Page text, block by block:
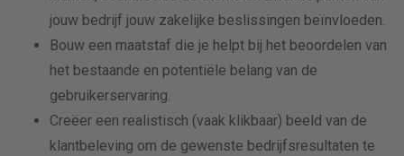
jouw bedrijf jouw zakelijke beslissingen beïnvloeden.
Bouw een maatstaf die je helpt bij het beoordelen van
het bestaande en potentiële belang van de
gebruikerservaring.
Creëer een realistisch (vaak klikbaar) beeld van de
klantbeleving om de gewenste bedrijfsresultaten te